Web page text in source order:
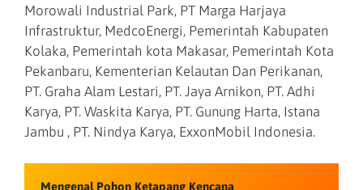
Morowali Industrial Park, PT Marga Harjaya
Infrastruktur, MedcoEnergi, Pemerintah Kabupaten
Kolaka, Pemerintah kota Makasar, Pemerintah Kota
Pekanbaru, Kementerian Kelautan Dan Perikanan,
PT. Graha Alam Lestari, PT. Jaya Arnikon, PT. Adhi
Karya, PT. Waskita Karya, PT. Gunung Harta, Istana
Jambu , PT. Nindya Karya, ExxonMobil Indonesia.
Mengenal Pohon Ketapang Kencana